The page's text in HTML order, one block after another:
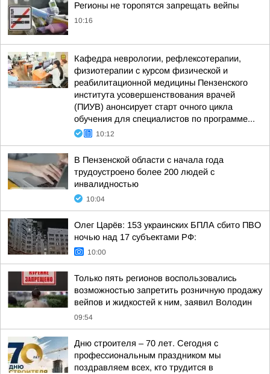
Регионы не торопятся запрещать вейпы
10:16
Кафедра неврологии, рефлексотерапии,
физиотерапии с курсом физической и
реабилитационной медицины Пензенского
института усовершенствования врачей
(ПИУВ) анонсирует старт очного цикла
обучения для специалистов по программе...
10:12
В Пензенской области с начала года
трудоустроено более 200 людей с
инвалидностью
10:04
Олег Царёв: 153 украинских БПЛА сбито ПВО
ночью над 17 субъектами РФ:
10:00
Только пять регионов воспользовались
возможностью запретить розничную продажу
вейпов и жидкостей к ним, заявил Володин
09:54
Дню строителя – 70 лет. Сегодня с
профессиональным праздником мы
поздравляем всех, кто трудится в